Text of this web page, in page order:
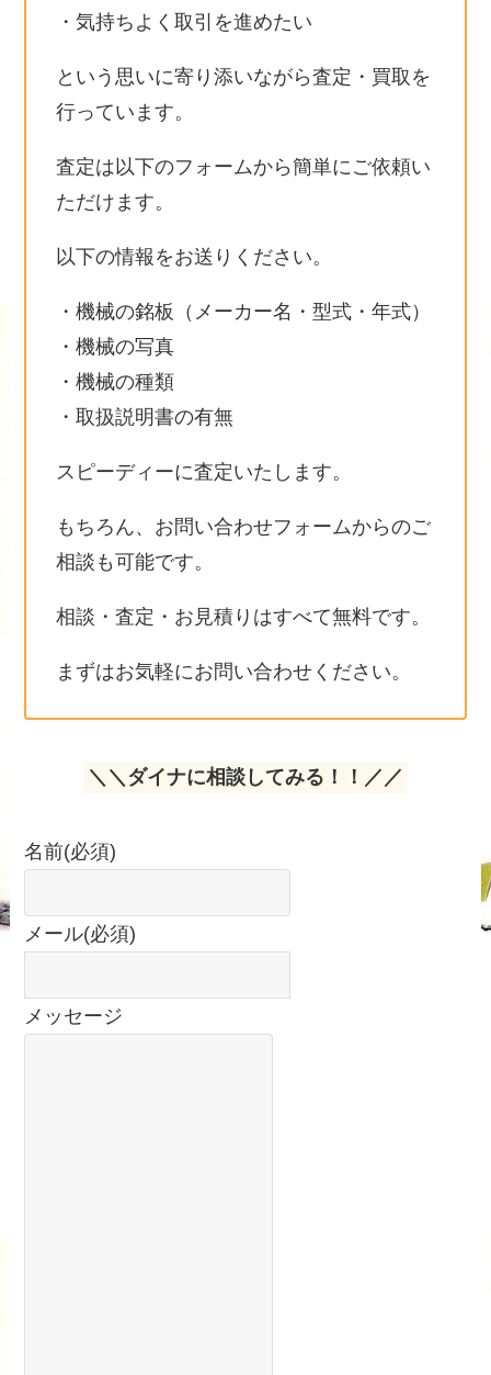
・気持ちよく取引を進めたい
という思いに寄り添いながら査定・買取を
行っています。
査定は以下のフォームから簡単にご依頼い
ただけます。
以下の情報をお送りください。
・機械の銘板（メーカー名・型式・年式）
・機械の写真
・機械の種類
・取扱説明書の有無
スピーディーに査定いたします。
もちろん、お問い合わせフォームからのご
相談も可能です。
相談・査定・お見積りはすべて無料です。
まずはお気軽にお問い合わせください。
＼＼ダイナに相談してみる！！／／
名前(必須)
メール(必須)
メッセージ